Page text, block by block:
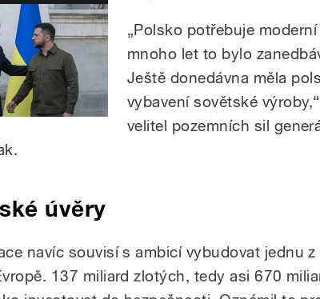
„Polsko potřebuje moderní
mnoho let to bylo
Ještě donedávna měla
vybavení sovětské
velitel pozemních sil
úvěry
navíc souvisí s ambicí vybudovat jednu
137 miliard zlotých, tedy asi 670